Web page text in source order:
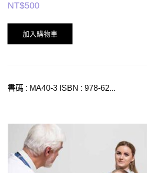
NT$500
加入購物車
書碼 : MA40-3 ISBN : 978-62...